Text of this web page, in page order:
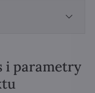
i parametry